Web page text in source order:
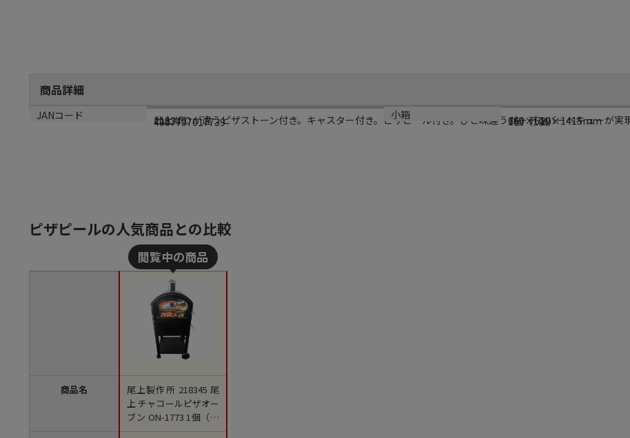
商品詳細
商品説明
仕上がりが違うピザストーン付き。キャスター付き。ピザピール付き。ひと味違うガーデンバーベキューが実現
メーカー品番
218345
サイズ
660×610×1415mm
材質
-
小箱
1個（1個）
JANコード
4907797017739
ピザピールの人気商品との比較
商品名
尾上製作所 218345 尾
上 チャコールピザオー
ブン ON-1773 1個（ご
注文単位1個）【直送